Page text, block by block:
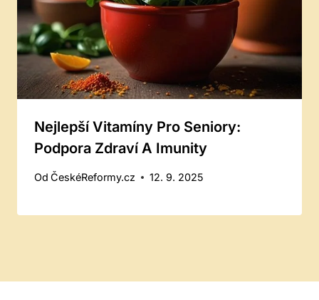
Nejlepší Vitamíny Pro Seniory:
Podpora Zdraví A Imunity
Od ČeskéReformy.cz 12. 9. 2025